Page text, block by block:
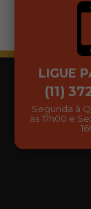
LIGUE
(11)
Segunda à
às 17h00 e